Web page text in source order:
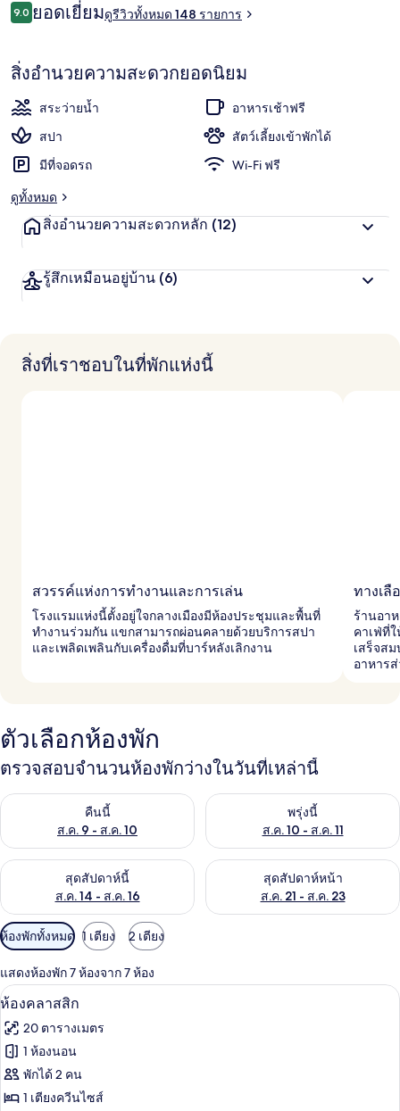
รีวิว
9.09.0 จาก 10
ยอดเยี่ยมดูรีวิวทั้งหมด 148 รายการ
สิ่งอำนวยความสะดวกยอดนิยม
สระว่ายน้ำ
อาหารเช้าฟรี
สปา
สัตว์เลี้ยงเข้าพักได้
มีที่จอดรถ
Wi-Fi ฟรี
ดูทั้งหมด
สิ่งอำนวยความสะดวกหลัก (12)
รู้สึกเหมือนอยู่บ้าน (6)
สิ่งที่เราชอบในที่พักแห่งนี้
สวรรค์แห่งการทำงานและการเล่น
โรงแรมแห่งนี้ตั้งอยู่ใจกลางเมืองมีห้องประชุมและพื้นที่
ทำงานร่วมกัน แขกสามารถผ่อนคลายด้วยบริการสปา
และเพลิดเพลินกับเครื่องดื่มที่บาร์หลังเลิกงาน
ทางเลื
ร้านอา
คาเฟ่ที่
เสร็จส
อาหาร
ตัวเลือกห้องพัก
ตรวจสอบจำนวนห้องพักว่างในวันที่เหล่านี้
คืนนี้
ส.ค. 9 - ส.ค. 10
ตรวจสอบจำนวนห้องพักว่างในคืนนี้ ส.ค. 9 - ส.ค. 10
พรุ่งนี้
ส.ค. 10 - ส.ค. 11
ตรวจสอบจำนวนห้องพักว่างใน
สุดสัปดาห์นี้
ส.ค. 14 - ส.ค. 16
ตรวจสอบจำนวนห้องพักว่างในสุดสัปดาห์นี้ ส.ค. 14 - ส.ค. 16
สุดสัปดาห์หน้า
ส.ค. 21 - ส.ค. 23
ตรวจสอบจำนวนห้องพักว่างใน
ตัว
กรอง
ที่
มี
ให้
สำหรับ
ห้อง
พัก
ห้องพักทั้งหมด 1 เตียง 2 เตียง
แสดงห้องพัก 7 ห้องจาก 7 ห้อง
เปิด
ภาพถ่าย
ทั้งหมด
ของ
ห้อง
ห้องคลาสสิก | เครื่องนอนระดับพรีเมี
4
ห้องคลาสสิก
20 ตารางเมตร
1 ห้องนอน
พักได้ 2 คน
1 เตียงควีนไซส์